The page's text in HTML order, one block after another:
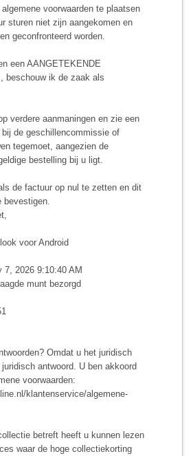
voorwaarden te plaatsen
sturen niet zijn aangekomen en
geconfronteerd worden.
een AANGETEKENDE
beschouw ik de zaak als
verdere aanmaningen en zie een
de geschillencommissie of
tegemoet, aangezien de
bestelling bij u ligt.
de factuur op nul te zetten en dit
voor Android
7, 2026 9:10:40 AM
munt bezorgd
Omdat u het juridisch
antwoord. U ben akkoord
voorwaarden:
klantenservice/algemene-
betreft heeft u kunnen lezen
waar de hoge collectiekorting